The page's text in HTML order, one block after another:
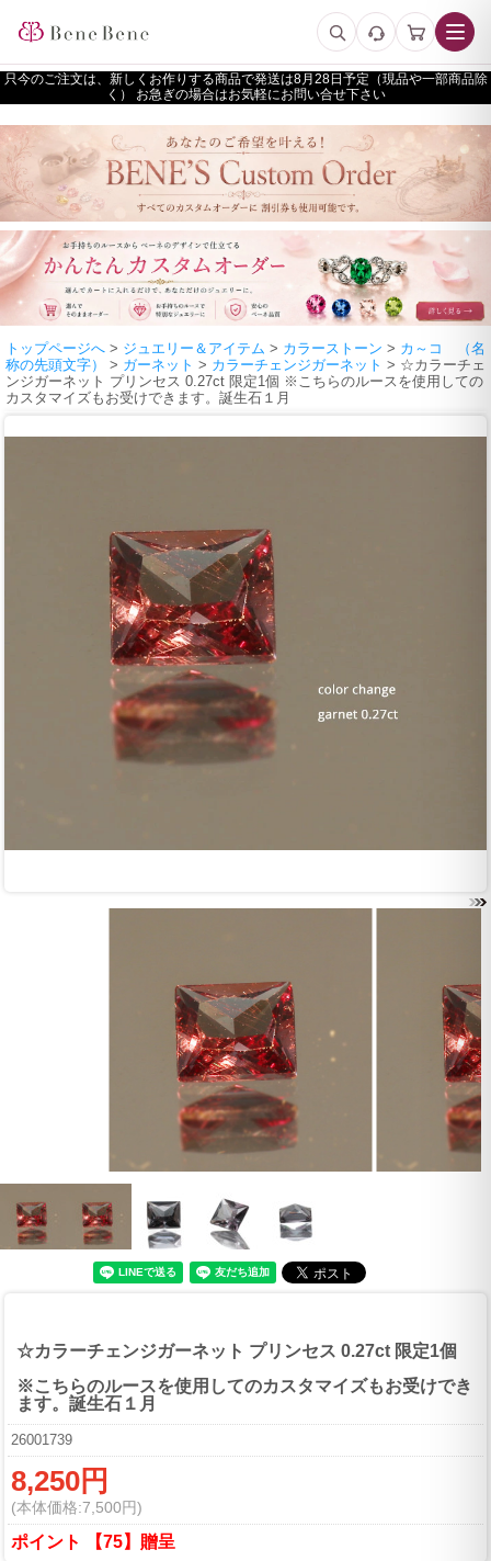
只今のご注文は、新しくお作りする商品で発送は
予定（現品や一部商品除
く） お急ぎの場合はお気軽にお問い合せ下さい
トップページへ > ジュエリー＆アイテム > カラーストーン > カ～コ （名
称の先頭文字）
> ガーネット > カラーチェンジガーネット > ☆カラーチェ
ンジガーネット プリンセス 0.27ct 限定1個 ※こちらのルースを使用しての
カスタマイズもお受けできます。誕生石１月
☆カラーチェンジガーネット プリンセス 0.27ct 限定1個
※こちらのルースを使用してのカスタマイズもお受けでき
ます。誕生石１月
26001739
8,250円
(本体価格:7,500円)
ポイント 【75】贈呈